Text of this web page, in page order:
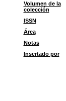
Volumen de la
colección
ISSN
Área
Notas
Insertado por